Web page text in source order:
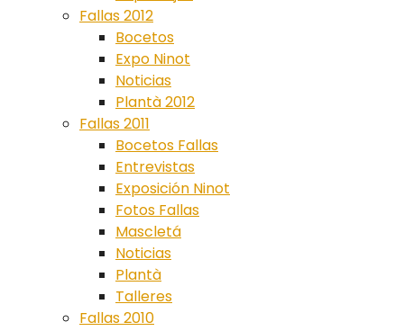
Fallas 2012
Bocetos
Expo Ninot
Noticias
Plantà 2012
Fallas 2011
Bocetos Fallas
Entrevistas
Exposición Ninot
Fotos Fallas
Mascletá
Noticias
Plantà
Talleres
Fallas 2010